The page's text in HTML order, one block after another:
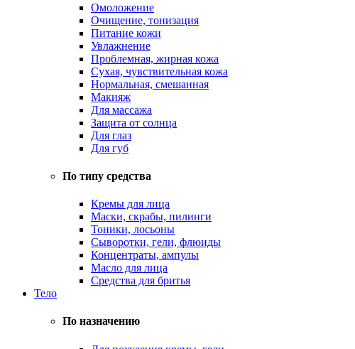
Омоложение
Очищение, тонизация
Питание кожи
Увлажнение
Проблемная, жирная кожа
Сухая, чувствительная кожа
Нормальная, смешанная
Макияж
Для массажа
Защита от солнца
Для глаз
Для губ
По типу средства
Кремы для лица
Маски, скрабы, пилинги
Тоники, лосьоны
Сыворотки, гели, флюиды
Концентраты, ампулы
Масло для лица
Средства для бритья
Тело
По назначению